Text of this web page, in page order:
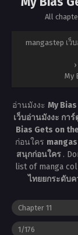
All
mangastep เ
›
My
อ่านมังงะ My
เว็บอ่านมังงะ กา
Bias Gets on
ก่อนใคร
สนุกก่อนใคร .
list of manga
ไทยยกระดับ